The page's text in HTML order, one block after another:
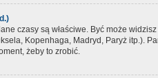
czasy są właściwe. Być może
Kopenhaga, Madryd, Paryż itp.).
żeby to zrobić.